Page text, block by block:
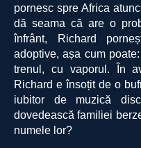
pornesc spre Africa
dă seama că are o
înfrânt, Richard
adoptive, așa cum
trenul, cu vaporul. În
Richard e însoțit de o
iubitor de muzică
dovedească familiei
numele lor?